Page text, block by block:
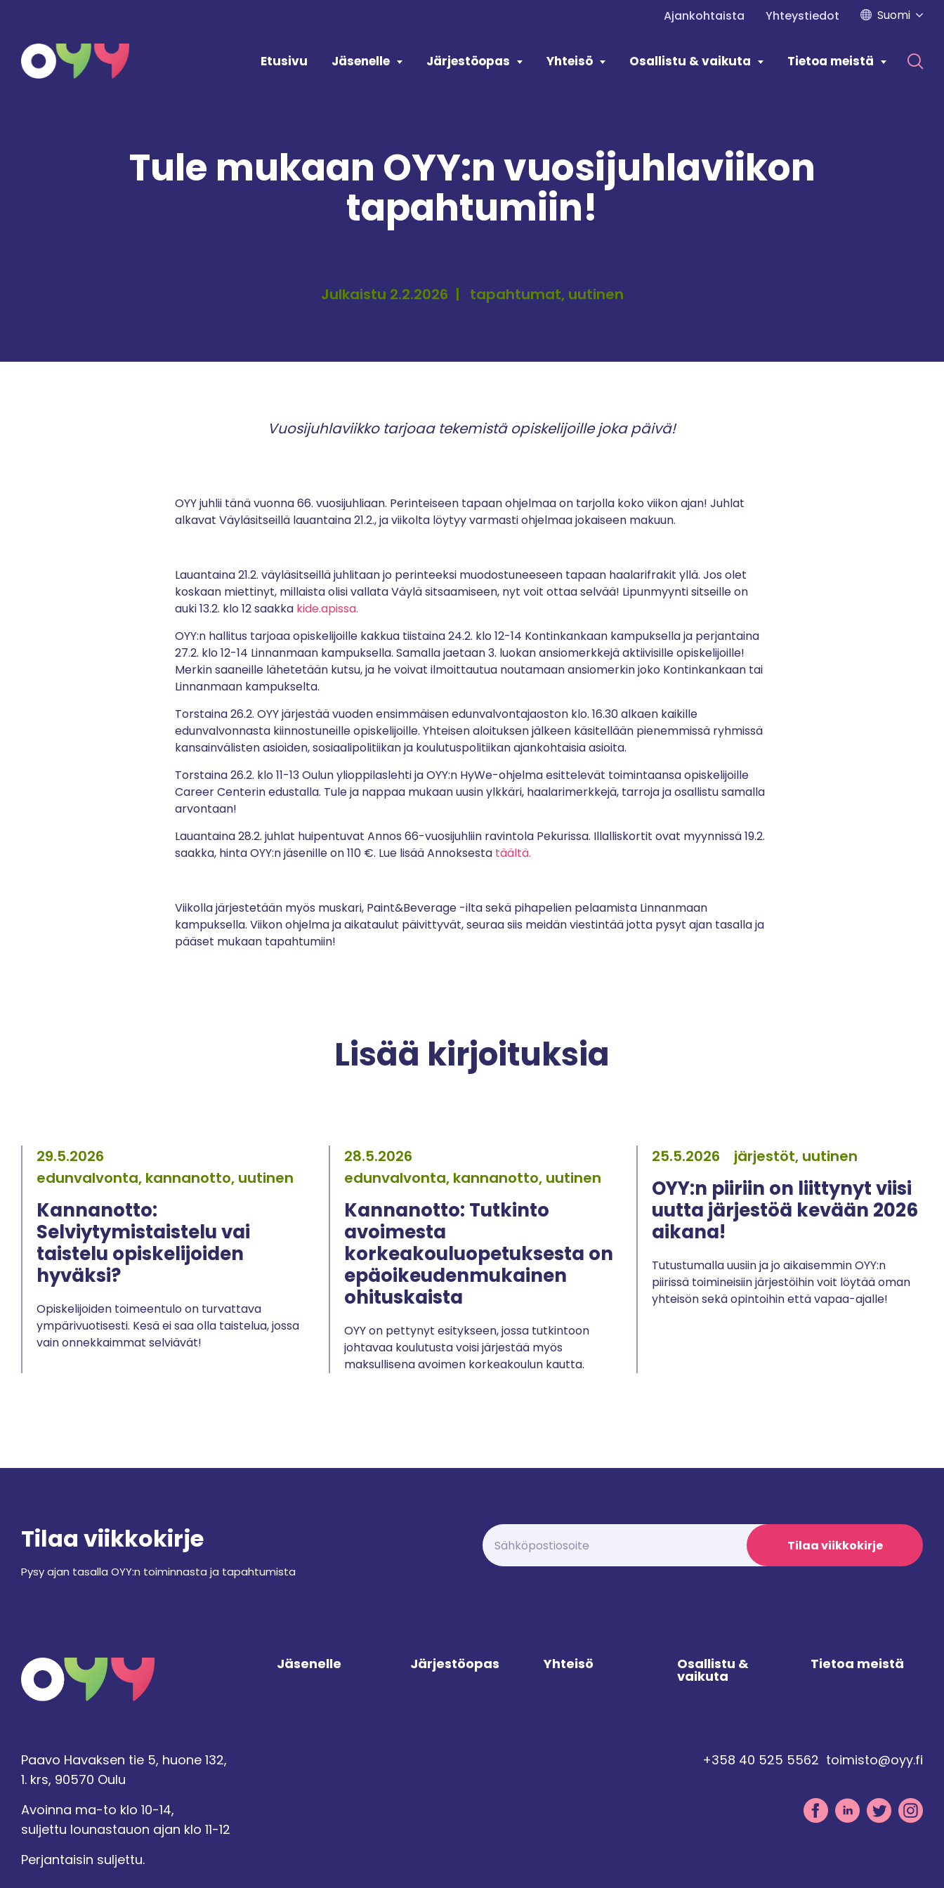
Ajankohtaista Yhteystiedot Suomi
Etusivu Jäsenelle Järjestöopas Yhteisö Osallistu & vaikuta Tietoa meistä
Tule mukaan OYY:n vuosijuhlaviikon
tapahtumiin!
Julkaistu 2.2.2026 tapahtumat, uutinen
Vuosijuhlaviikko tarjoaa tekemistä opiskelijoille joka päivä!
OYY juhlii tänä vuonna 66. vuosijuhliaan. Perinteiseen tapaan ohjelmaa on tarjolla koko viikon ajan! Juhlat
alkavat Väyläsitseillä lauantaina 21.2., ja viikolta löytyy varmasti ohjelmaa jokaiseen makuun.
Lauantaina 21.2. väyläsitseillä juhlitaan jo perinteeksi muodostuneeseen tapaan haalarifrakit yllä. Jos olet
koskaan miettinyt, millaista olisi vallata Väylä sitsaamiseen, nyt voit ottaa selvää! Lipunmyynti sitseille on
auki 13.2. klo 12 saakka kide.apissa.
OYY:n hallitus tarjoaa opiskelijoille kakkua tiistaina 24.2. klo 12-14 Kontinkankaan kampuksella ja perjantaina
27.2. klo 12-14 Linnanmaan kampuksella. Samalla jaetaan 3. luokan ansiomerkkejä aktiivisille opiskelijoille!
Merkin saaneille lähetetään kutsu, ja he voivat ilmoittautua noutamaan ansiomerkin joko Kontinkankaan tai
Linnanmaan kampukselta.
Torstaina 26.2. OYY järjestää vuoden ensimmäisen edunvalvontajaoston klo. 16.30 alkaen kaikille
edunvalvonnasta kiinnostuneille opiskelijoille. Yhteisen aloituksen jälkeen käsitellään pienemmissä ryhmissä
kansainvälisten asioiden, sosiaalipolitiikan ja koulutuspolitiikan ajankohtaisia asioita.
Torstaina 26.2. klo 11-13 Oulun ylioppilaslehti ja OYY:n HyWe-ohjelma esittelevät toimintaansa opiskelijoille
Career Centerin edustalla. Tule ja nappaa mukaan uusin ylkkäri, haalarimerkkejä, tarroja ja osallistu samalla
arvontaan!
Lauantaina 28.2. juhlat huipentuvat Annos 66-vuosijuhliin ravintola Pekurissa. Illalliskortit ovat myynnissä 19.2.
saakka, hinta OYY:n jäsenille on 110 €. Lue lisää Annoksesta täältä.
Viikolla järjestetään myös muskari, Paint&Beverage -ilta sekä pihapelien pelaamista Linnanmaan
kampuksella. Viikon ohjelma ja aikataulut päivittyvät, seuraa siis meidän viestintää jotta pysyt ajan tasalla ja
pääset mukaan tapahtumiin!
Lisää kirjoituksia
29.5.2026
edunvalvonta, kannanotto, uutinen
Kannanotto:
Selviytymistaistelu vai
taistelu opiskelijoiden
hyväksi?
Opiskelijoiden toimeentulo on turvattava
ympärivuotisesti. Kesä ei saa olla taistelua, jossa
vain onnekkaimmat selviävät!
28.5.2026
edunvalvonta, kannanotto, uutinen
Kannanotto: Tutkinto
avoimesta
korkeakouluopetuksesta on
epäoikeudenmukainen
ohituskaista
OYY on pettynyt esitykseen, jossa tutkintoon
johtavaa koulutusta voisi järjestää myös
maksullisena avoimen korkeakoulun kautta.
25.5.2026 järjestöt, uutinen
OYY:n piiriin on liittynyt viisi
uutta järjestöä kevään 2026
aikana!
Tutustumalla uusiin ja jo aikaisemmin OYY:n
piirissä toimineisiin järjestöihin voit löytää oman
yhteisön sekä opintoihin että vapaa-ajalle!
Tilaa viikkokirje
Pysy ajan tasalla OYY:n toiminnasta ja tapahtumista
Tilaa viikkokirje
Jäsenelle Järjestöopas Yhteisö Osallistu &
vaikuta
Tietoa meistä
Paavo Havaksen tie 5, huone 132,
1. krs, 90570 Oulu
Avoinna ma-to klo 10-14,
suljettu lounastauon ajan klo 11-12
Perjantaisin suljettu.
+358 40 525 5562 toimisto@oyy.fi